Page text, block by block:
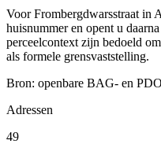
Voor Frombergdwarsstraat in
huisnummer en opent u
perceelcontext zijn bedoeld
als formele grensvaststelling.
Bron: openbare BAG- en
Adressen
49